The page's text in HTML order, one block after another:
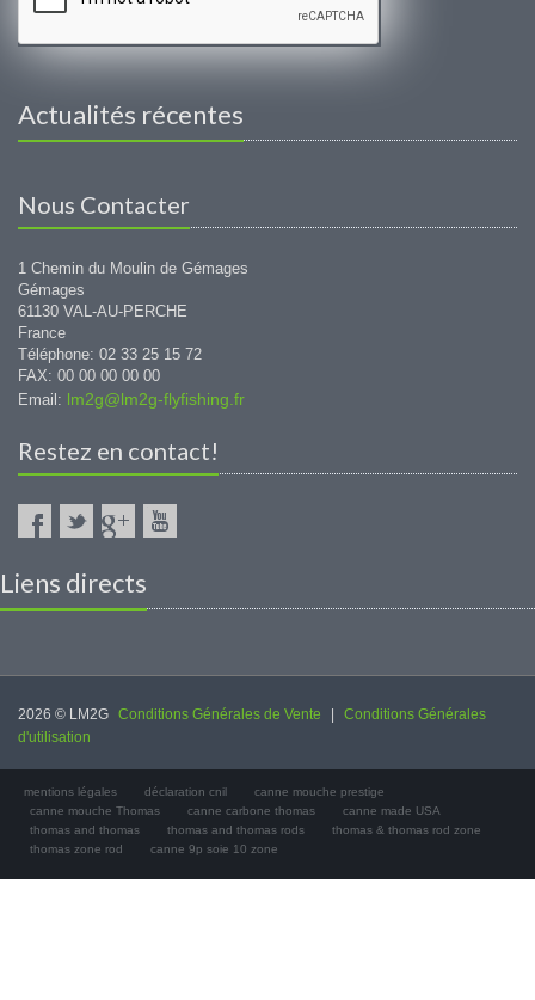
Actualités récentes
Nous Contacter
1 Chemin du Moulin de Gémages
Gémages
61130 VAL-AU-PERCHE
France
Téléphone: 02 33 25 15 72
FAX: 00 00 00 00 00
Email: lm2g@lm2g-flyfishing.fr
Restez en contact!
Liens directs
2026 © LM2G Conditions Générales de Vente
Conditions Générales
d'utilisation
mentions légales déclaration cnil
canne mouche prestige
canne mouche Thomas
canne carbone thomas
canne made USA
thomas and thomas
thomas and thomas rods
thomas & thomas rod zone
thomas zone rod
canne 9p soie 10 zone